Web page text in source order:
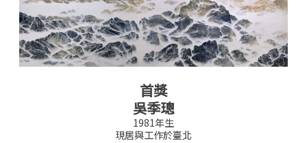
首獎
吳季璁
1981年生
現居與工作於臺北